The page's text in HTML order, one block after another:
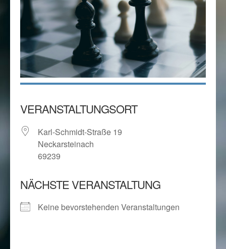
VERANSTALTUNGSORT
Karl-Schmidt-Straße 19
Neckarsteinach
69239
NÄCHSTE VERANSTALTUNG
Keine bevorstehenden Veranstaltungen